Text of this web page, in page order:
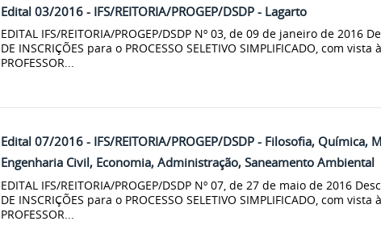
Edital 03/2016 - IFS/REITORIA/PROGEP/DSDP - Lagarto
EDITAL IFS/REITORIA/PROGEP/DSDP Nº 03, de 09 de janeiro de 2016
DE INSCRIÇÕES para o PROCESSO SELETIVO SIMPLIFICADO, com
PROFESSOR...
Edital 07/2016 - IFS/REITORIA/PROGEP/DSDP - Filosofia, Química,
Engenharia Civil, Economia, Administração, Saneamento Ambiental
EDITAL IFS/REITORIA/PROGEP/DSDP Nº 07, de 27 de maio de 2016
DE INSCRIÇÕES para o PROCESSO SELETIVO SIMPLIFICADO, com
PROFESSOR...